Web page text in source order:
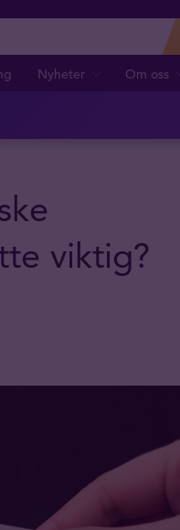
Nyheter Om oss
viktig?